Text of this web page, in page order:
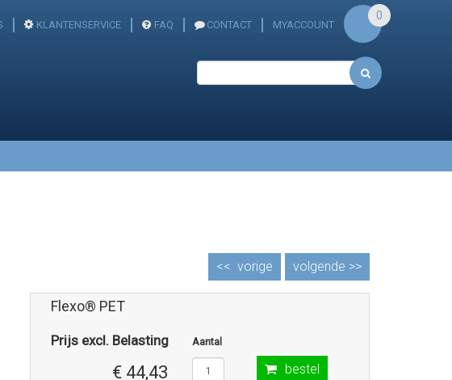
KLANTENSERVICE FAQ CONTACT MYACCOUNT
0
volgende >>
<< vorige
Flexo® PET
Prijs excl. Belasting
€ 44,43
Aantal
bestel